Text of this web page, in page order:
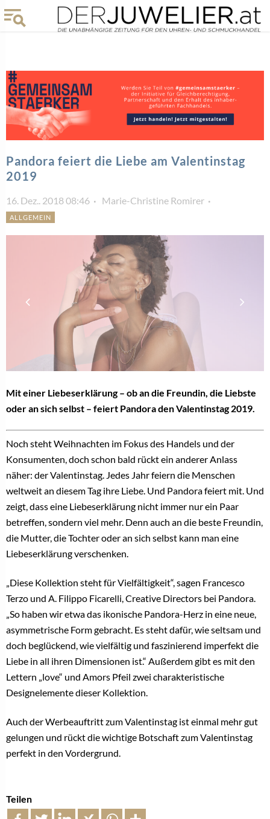
Pandora feiert die Liebe am Valentinstag
2019
16. Dez.. 2018 08:46 Marie-Christine Romirer
ALLGEMEIN
Mit einer Liebeserklärung – ob an die Freundin, die Liebste
oder an sich selbst – feiert Pandora den Valentinstag 2019.
Noch steht Weihnachten im Fokus des Handels und der
Konsumenten, doch schon bald rückt ein anderer Anlass
näher: der Valentinstag. Jedes Jahr feiern die Menschen
weltweit an diesem Tag ihre Liebe. Und Pandora feiert mit. Und
zeigt, dass eine Liebeserklärung nicht immer nur ein Paar
betreffen, sondern viel mehr. Denn auch an die beste Freundin,
die Mutter, die Tochter oder an sich selbst kann man eine
Liebeserklärung verschenken.
„Diese Kollektion steht für Vielfältigkeit“, sagen Francesco
Terzo und A. Filippo Ficarelli, Creative Directors bei Pandora.
„So haben wir etwa das ikonische Pandora-Herz in eine neue,
asymmetrische Form gebracht. Es steht dafür, wie seltsam und
doch beglückend, wie vielfältig und faszinierend imperfekt die
Liebe in all ihren Dimensionen ist.“ Außerdem gibt es mit den
Lettern „love“ und Amors Pfeil zwei charakteristische
Designelemente dieser Kollektion.
Auch der Werbeauftritt zum Valentinstag ist einmal mehr gut
gelungen und rückt die wichtige Botschaft zum Valentinstag
perfekt in den Vordergrund.
Teilen